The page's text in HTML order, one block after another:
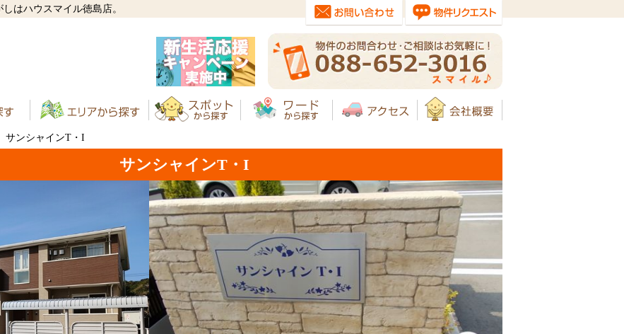
はハウスマイル徳島店。
サンシャインT・I
サンシャインT・I